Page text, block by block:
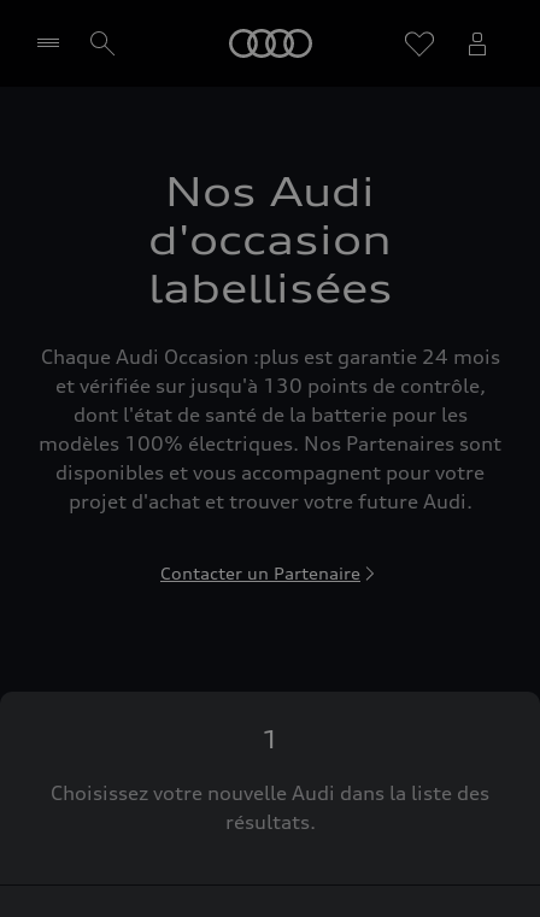
Nos Audi
d'occasion
labellisées
Chaque Audi Occasion :plus est garantie 24 mois
et vérifiée sur jusqu'à 130 points de contrôle,
dont l'état de santé de la batterie pour les
modèles 100% électriques. Nos Partenaires sont
disponibles et vous accompagnent pour votre
projet d'achat et trouver votre future Audi.
Contacter un Partenaire
1
Choisissez votre nouvelle Audi dans la liste des
résultats.